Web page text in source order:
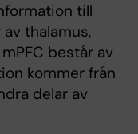
till
thalamus,
består av
kommer från
delar av